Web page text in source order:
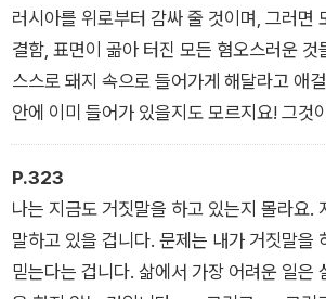
다! Voil? ma profession de foi(바로 이것
니다).
러시아를 위로부터 감싸 줄 것이며, 그러면
결함, 표면이 곪아 터진 모든 혐오스러운
스스로 돼지 속으로 들어가게 해달라고 애
안에 이미 들어가 있을지도 모르지요! 그것
와 그들, 그리고 뻬뜨루샤이며…… et les
함께하는 사람들 모두입니다). 그리고 어쩌
에 서 있겠지요. 우리는 모두 악령에 사로잡
벽에서 바다로 몸을 던져 빠져 죽을 겁니다.
연합니다, 우리는 그 정도밖에 안 되는 인간
P.323
나는 지금도 거짓말을 하고 있는지 몰라요.
말하고 있을 겁니다. 문제는 내가 거짓말을
믿는다는 겁니다. 삶에서 가장 어려운 일은